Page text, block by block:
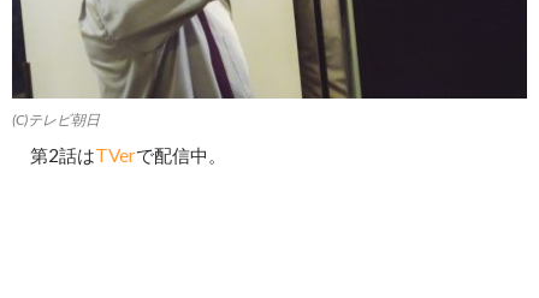
(C)テレビ朝日
第2話はTVerで配信中。